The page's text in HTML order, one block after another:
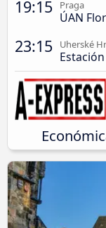
19:15 Praga
ÚAN
23:15 Uherské